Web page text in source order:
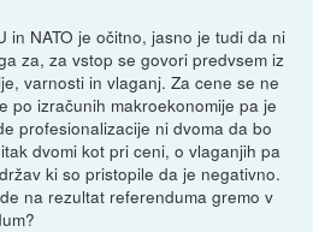
in NATO je očitno, jasno je tudi da ni
za, za vstop se govori predvsem iz
varnosti in vlaganj. Za cene se ne
po izračunih makroekonomije pa je
profesionalizacije ni dvoma da bo
dvomi kot pri ceni, o vlaganjih pa
ki so pristopile da je negativno.
na rezultat referenduma gremo v